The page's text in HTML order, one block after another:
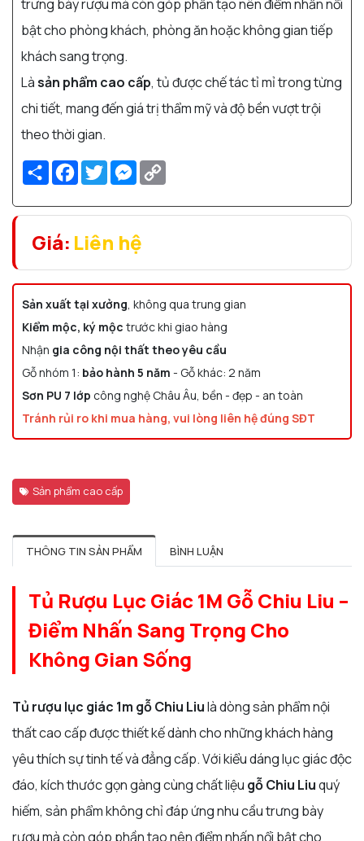
trưng bày rượu mà còn góp phần tạo nên điểm nhấn nổi
bật cho phòng khách, phòng ăn hoặc không gian tiếp
khách sang trọng.
Làsản phẩm cao cấp, tủ được chế tác tỉ mỉ trong từng
chi tiết, mang đến giá trị thẩm mỹ và độ bền vượt trội
theo thời gian.
Share Facebook
TwitterMessenger
Giá: Liên hệ
Sản xuất tại xưởng, không qua trung gian
Kiểm mộc, ký mộc trước khi giao hàng
Nhận gia công nội thất theo yêu cầu
Gỗ nhóm 1: bảo hành 5 năm - Gỗ khác: 2 năm
Sơn PU 7 lớp công nghệ Châu Âu, bền - đẹp - an toàn
Tránh rủi ro khi mua hàng, vui lòng liên hệ đúng SĐT
Sản phẩm cao cấp
THÔNG TIN SẢN PHẨM BÌNH LUẬN
Tủ Rượu Lục Giác 1M Gỗ Chiu Liu –
Điểm Nhấn Sang Trọng Cho
Không Gian Sống
Tủ rượu lục giác 1m gỗ Chiu Liulà dòng sản phẩm nội
thất cao cấp được thiết kế dành cho những khách hàng
yêu thích sự tinh tế và đẳng cấp. Với kiểu dáng lục giác độc
đáo, kích thước gọn gàng cùng chất liệu gỗ Chiu Liuquý
hiếm, sản phẩm không chỉ đáp ứng nhu cầu trưng bày
rượu mà còn góp phần tạo nên điểm nhấn nổi bật cho